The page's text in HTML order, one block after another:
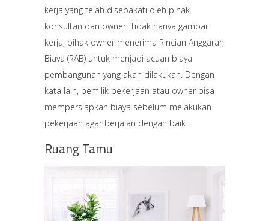
kerja yang telah disepakati oleh pihak
konsultan dan owner. Tidak hanya gambar
kerja, pihak owner menerima Rincian Anggaran
Biaya (RAB) untuk menjadi acuan biaya
pembangunan yang akan dilakukan. Dengan
kata lain, pemilik pekerjaan atau owner bisa
mempersiapkan biaya sebelum melakukan
pekerjaan agar berjalan dengan baik.
Ruang Tamu